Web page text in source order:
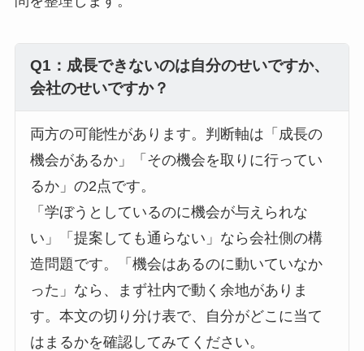
Q1：成長できないのは自分のせいですか、
会社のせいですか？
両方の可能性があります。判断軸は「成長の
機会があるか」「その機会を取りに行ってい
るか」の2点です。
「学ぼうとしているのに機会が与えられな
い」「提案しても通らない」なら会社側の構
造問題です。「機会はあるのに動いていなか
った」なら、まず社内で動く余地がありま
す。本文の切り分け表で、自分がどこに当て
はまるかを確認してみてください。